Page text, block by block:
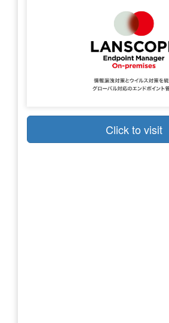
Click to visit